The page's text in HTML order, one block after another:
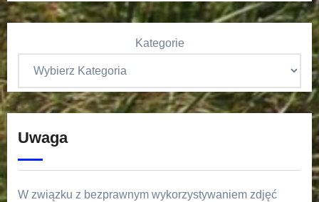
Kategorie
Uwaga
W związku z bezprawnym wykorzystywaniem zdjęć